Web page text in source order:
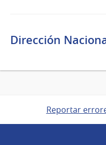
Dirección
Reportar